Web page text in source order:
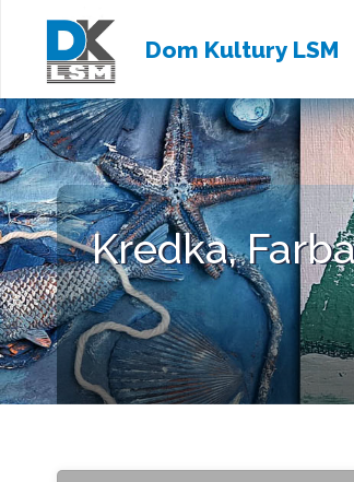
Dom Kultury LSM
Kredka,